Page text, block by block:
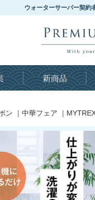
ウォーターサーバー契約
新商品
ン ｜ 中華フェア ｜